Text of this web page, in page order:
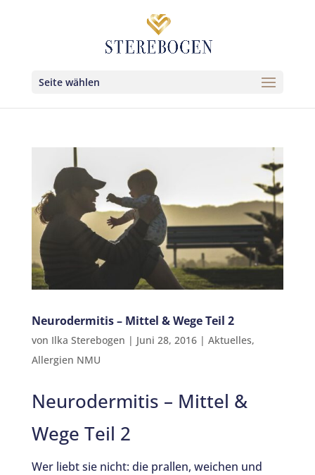
Seite wählen
Neurodermitis – Mittel & Wege Teil 2
von Ilka Sterebogen | Juni 28, 2016| Aktuelles,
Allergien NMU
Neurodermitis – Mittel &
Wege Teil 2
Wer liebt sie nicht: die prallen, weichen und